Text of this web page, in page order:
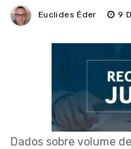
Euclides Éder 9
Dados sobre volume